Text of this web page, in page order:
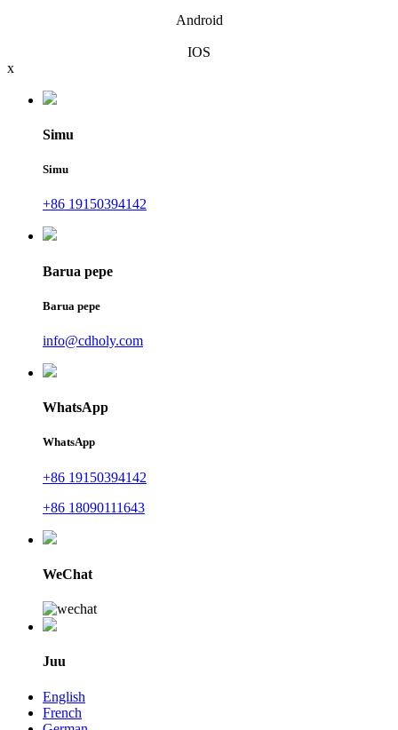
Android
IOS
x
Simu
Simu
+86 19150394142
Barua pepe
Barua pepe
info@cdholy.com
WhatsApp
WhatsApp
+86 19150394142
+86 18090111643
WeChat
Juu
English
French